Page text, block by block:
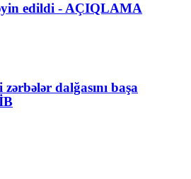
edildi - AÇIQLAMA
dalğasını başa